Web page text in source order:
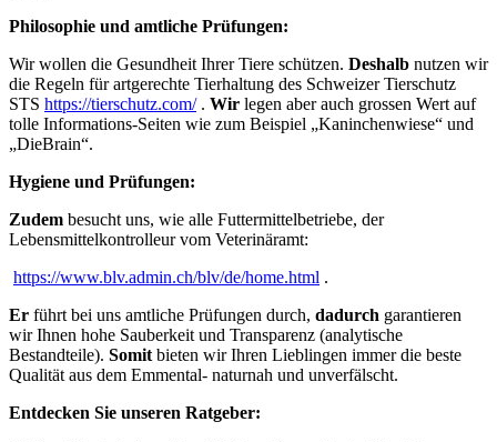
Philosophie und amtliche Prüfungen:
Wir wollen die Gesundheit Ihrer Tiere schützen. Deshalb nutzen wir
die Regeln für artgerechte Tierhaltung des Schweizer Tierschutz
STS https://tierschutz.com/. Wir legen aber auch grossen Wert auf
tolle Informations-Seiten wie zum Beispiel „Kaninchenwiese“ und
„DieBrain“.
Hygiene und Prüfungen:
Zudem besucht uns, wie alle Futtermittelbetriebe, der
Lebensmittelkontrolleur vom Veterinäramt:
https://www.blv.admin.ch/blv/de/home.html .
Er führt bei uns amtliche Prüfungen durch, dadurch garantieren
wir Ihnen hohe Sauberkeit und Transparenz (analytische
Bestandteile). Somit bieten wir Ihren Lieblingen immer die beste
Qualität aus dem Emmental- naturnah und unverfälscht.
Entdecken Sie unseren Ratgeber: